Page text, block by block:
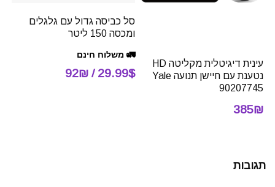
עינית דיגיטלית מקליטה HD
נטענת עם חיישן תנועה Yale
90207745
385₪
סל כביסה גדול עם גלגלים
ומכסה 150 ליטר
🚛 משלוח חינם
29.99$ / 92₪
תגובות